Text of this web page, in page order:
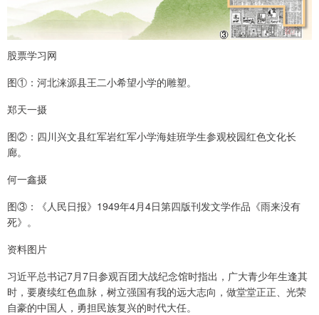
股票学习网
图①：河北涞源县王二小希望小学的雕塑。
郑天一摄
图②：四川兴文县红军岩红军小学海娃班学生参观校园红色文化长
廊。
何一鑫摄
图③：《人民日报》1949年4月4日第四版刊发文学作品《雨来没有
死》。
资料图片
习近平总书记7月7日参观百团大战纪念馆时指出，广大青少年生逢其
时，要赓续红色血脉，树立强国有我的远大志向，做堂堂正正、光荣
自豪的中国人，勇担民族复兴的时代大任。